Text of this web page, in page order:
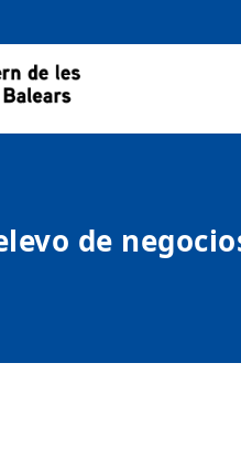
de